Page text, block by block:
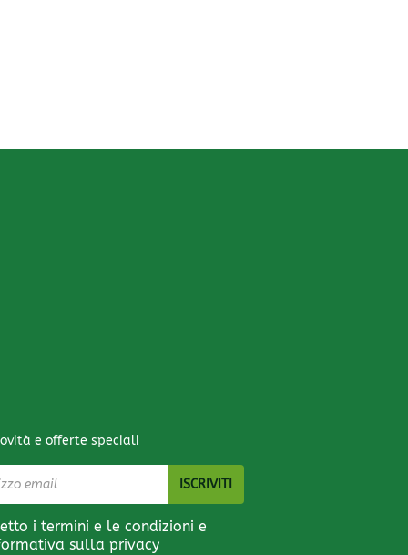
e offerte speciali
i termini e le condizioni e
sulla privacy